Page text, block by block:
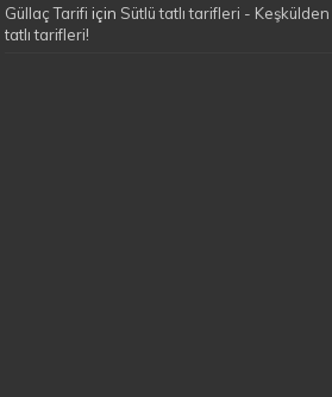
Güllaç Tarifi için Sütlü tatlı tarifleri -
tatlı tarifleri!